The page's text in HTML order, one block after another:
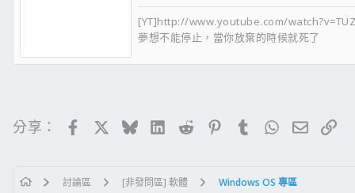
[YT]http://www.youtube.com/
夢想不能停止，當你放棄的時候就死了
分享： FacebookBlueskyLinkedIn
RedditPinterestTumblrWhatsApp
電子郵件
連結
討論區 [非發問區] 軟體 Windows OS 專區